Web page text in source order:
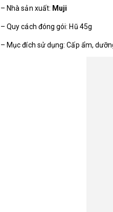
– Nhà sản xuất: Muji
– Quy cách đóng gói: Hũ 45g
– Mục đích sử dụng: Cấp ẩm,